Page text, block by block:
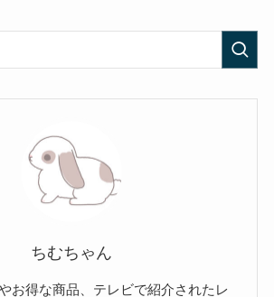
ちむちゃん
お得な商品、テレビで紹介されたレ